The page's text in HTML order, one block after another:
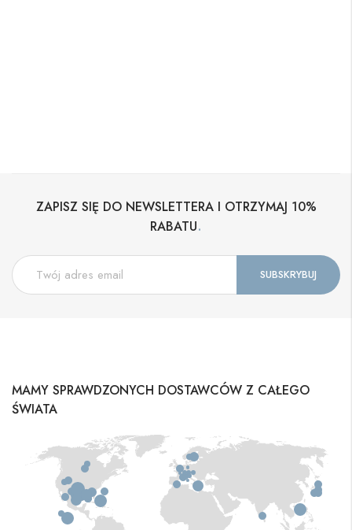
ZAPISZ SIĘ DO NEWSLETTERA I OTRZYMAJ 10%
RABATU.
MAMY SPRAWDZONYCH DOSTAWCÓW Z CAŁEGO
ŚWIATA